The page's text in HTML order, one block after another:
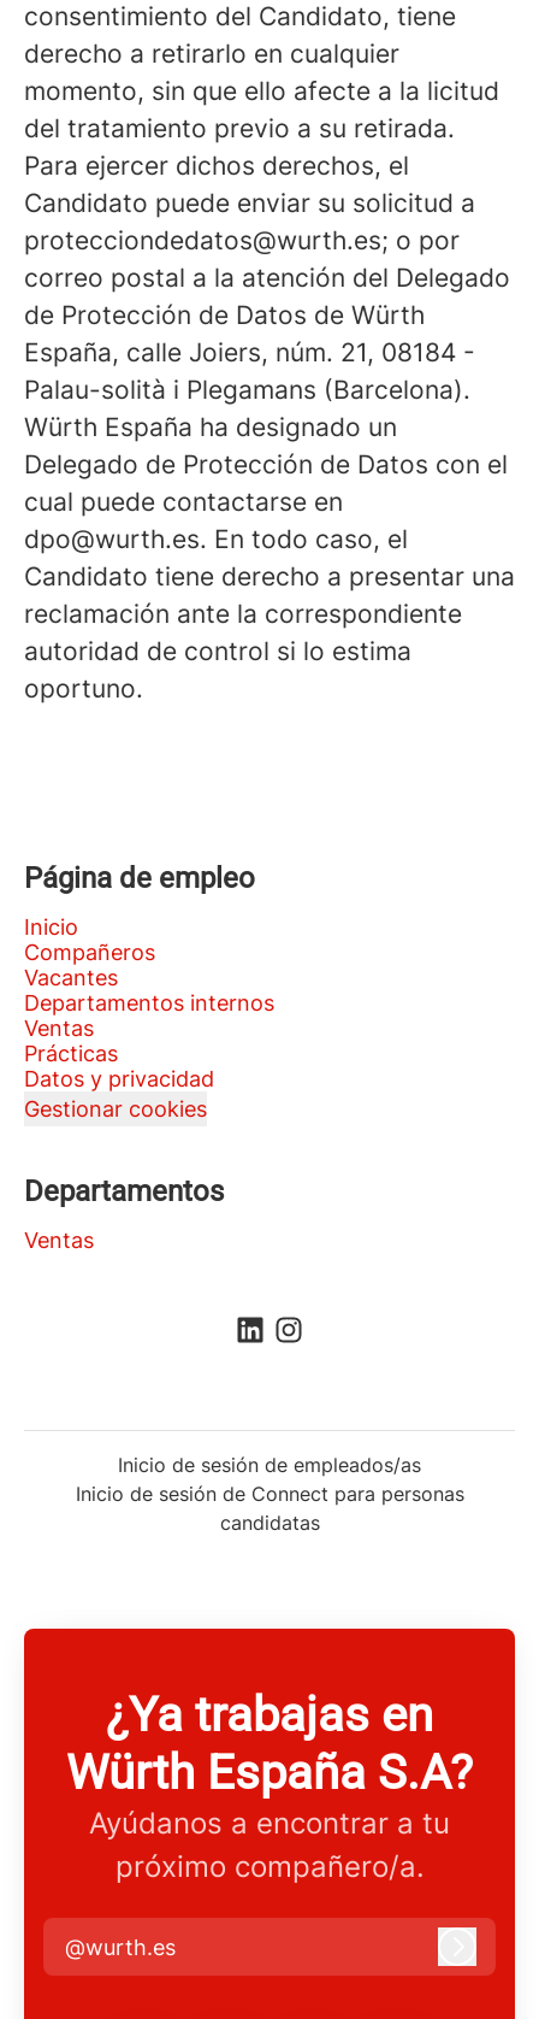
consentimiento del Candidato, tiene
derecho a retirarlo en cualquier
momento, sin que ello afecte a la licitud
del tratamiento previo a su retirada.
Para ejercer dichos derechos, el
Candidato puede enviar su solicitud a
protecciondedatos@wurth.es; o por
correo postal a la atención del Delegado
de Protección de Datos de Würth
España, calle Joiers, núm. 21, 08184 -
Palau-solità i Plegamans (Barcelona).
Würth España ha designado un
Delegado de Protección de Datos con el
cual puede contactarse en
dpo@wurth.es. En todo caso, el
Candidato tiene derecho a presentar una
reclamación ante la correspondiente
autoridad de control si lo estima
oportuno.
Página de empleo
Inicio
Compañeros
Vacantes
Departamentos internos
Ventas
Prácticas
Datos y privacidad
Gestionar cookies
Departamentos
Ventas
Inicio de sesión de empleados/as
Inicio de sesión de Connect para personas
candidatas
¿Ya trabajas en
Würth España S.A?
Ayúdanos a encontrar a tu
próximo compañero/a.
@wurth.es